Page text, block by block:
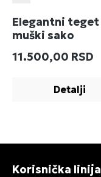
Elegantni teget
muški sako
Redovna cena:
11.500,00 RSD
Detalji
Korisnička linija